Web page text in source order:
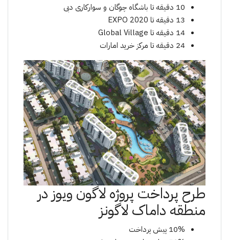
10 دقیقە تا باشگاه چوگان و سوارکاری دبی
13 دقیقە تا EXPO 2020
14 دقیقه تا Global Village
24 دقیقە تا مرکز خرید امارات
طرح پرداخت پروژە لاگون ویوز در
منطقە داماک لاگونز
10% پیش پرداخت